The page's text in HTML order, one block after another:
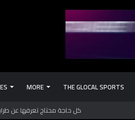
MORE THE GLOCAL SPORTS
الكتب دورها إيه؟ تعلمك وتفيدك.. ولا تعلم الـ “AI”؟